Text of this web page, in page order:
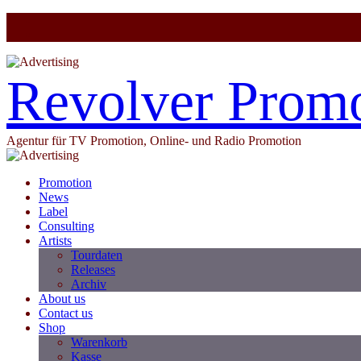
Revolver
Agentur für TV Promotion, Online- und Radio Promotion
Promotion
News
Label
Consulting
Artists
Tourdaten
Releases
Archiv
About us
Contact us
Shop
Warenkorb
Kasse